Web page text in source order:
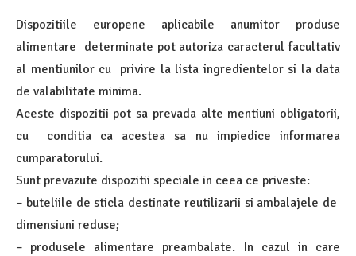
Dispozitiile europene aplicabile anumitor produse
alimentare determinate pot autoriza caracterul facultativ
al mentiunilor cu privire la lista ingredientelor si la data
de valabilitate minima.
Aceste dispozitii pot sa prevada alte mentiuni obligatorii,
cu conditia ca acestea sa nu impiedice informarea
cumparatorului.
Sunt prevazute dispozitii speciale in ceea ce priveste:
– buteliile de sticla destinate reutilizarii si ambalajele de
dimensiuni reduse;
– produsele alimentare preambalate. In cazul in care